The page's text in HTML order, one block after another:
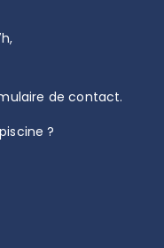
,
de contact.
?